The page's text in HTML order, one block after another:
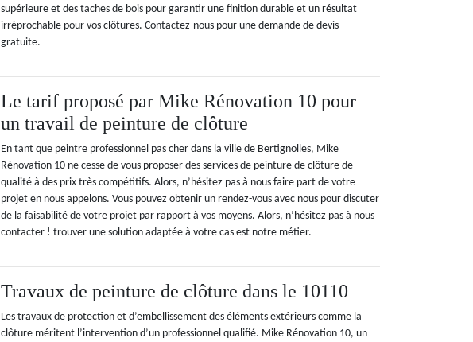
supérieure et des taches de bois pour garantir une finition durable et un résultat
irréprochable pour vos clôtures. Contactez-nous pour une demande de devis
gratuite.
Le tarif proposé par Mike Rénovation 10 pour
un travail de peinture de clôture
En tant que peintre professionnel pas cher dans la ville de Bertignolles, Mike
Rénovation 10 ne cesse de vous proposer des services de peinture de clôture de
qualité à des prix très compétitifs. Alors, n’hésitez pas à nous faire part de votre
projet en nous appelons. Vous pouvez obtenir un rendez-vous avec nous pour discuter
de la faisabilité de votre projet par rapport à vos moyens. Alors, n’hésitez pas à nous
contacter ! trouver une solution adaptée à votre cas est notre métier.
Travaux de peinture de clôture dans le 10110
Les travaux de protection et d’embellissement des éléments extérieurs comme la
clôture méritent l’intervention d’un professionnel qualifié. Mike Rénovation 10, un